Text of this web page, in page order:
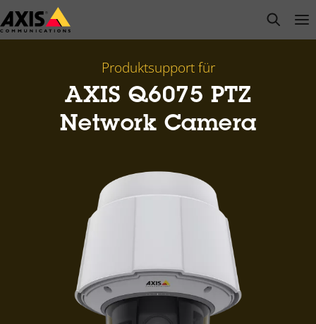
Zum
Hauptinhalt
open
Produktsupport für
AXIS Q6075 PTZ
Network Camera